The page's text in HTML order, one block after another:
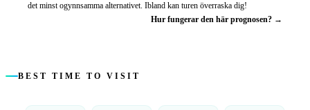
det minst ogynnsamma alternativet. Ibland kan turen överraska dig!
Hur fungerar den här prognosen? →
BEST TIME TO VISIT